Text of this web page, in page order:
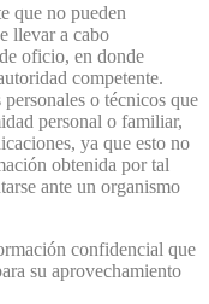
que no pueden
llevar a cabo
oficio, en donde
competente.
o técnicos que
personal o familiar,
ya que esto no
obtenida por tal
ante un organismo
confidencial que
su aprovechamiento